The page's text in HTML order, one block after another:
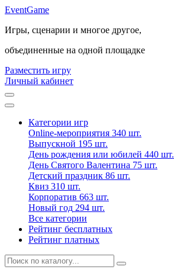
EventGame
Игры, сценарии и многое другое,
объединенные на одной площадке
Разместить игру
Личный кабинет
Категории игр
Online-мероприятия 340 шт.
Выпускной 195 шт.
День рождения или юбилей 440 шт.
День Святого Валентина 75 шт.
Детский праздник 86 шт.
Квиз 310 шт.
Корпоратив 663 шт.
Новый год 294 шт.
Все категории
Рейтинг бесплатных
Рейтинг платных